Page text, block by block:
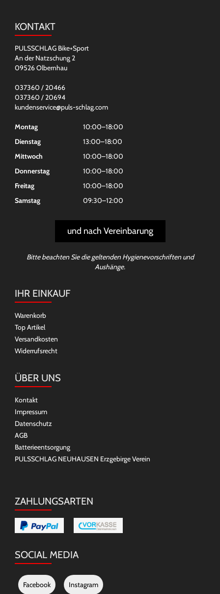
KONTAKT
PULSSCHLAG Bike+Sport
An der Natzschung 2
09526 Olbernhau
037360 / 20466
037360 / 20694
kundenservice@puls-schlag.com
Montag
10:00–18:00
Dienstag
13:00–18:00
Mittwoch
10:00–18:00
Donnerstag
10:00–18:00
Freitag
10:00–18:00
Samstag
09:30–12:00
und nach Vereinbarung
Bitte beachten Sie die geltenden Hygienevorschriften und
Aushänge.
IHR EINKAUF
Warenkorb
Top Artikel
Versandkosten
Widerrufsrecht
ÜBER UNS
Kontakt
Impressum
Datenschutz
AGB
Batterieentsorgung
PULSSCHLAG NEUHAUSEN Erzgebirge Verein
ZAHLUNGSARTEN
SOCIAL MEDIA
Facebook Instagram